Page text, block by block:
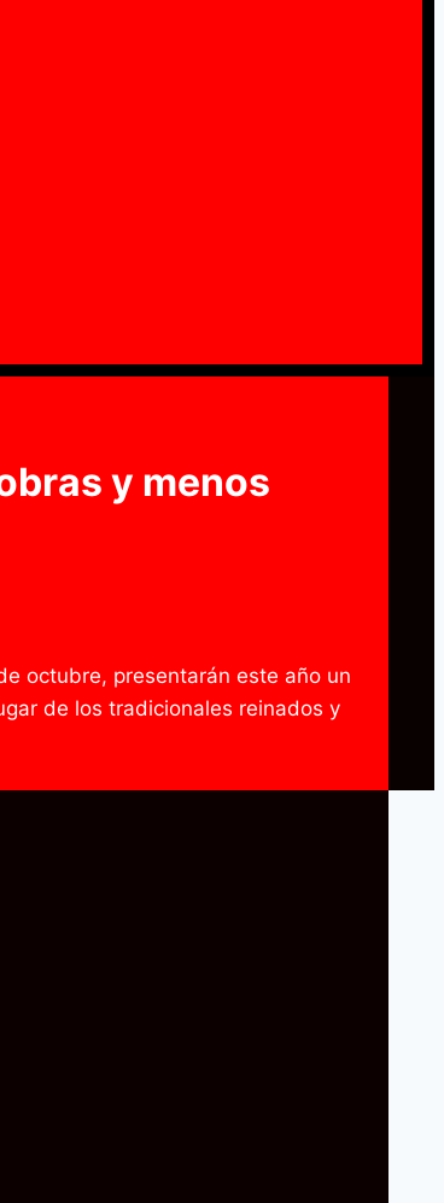
y menos
octubre, presentarán este año un
de los tradicionales reinados y